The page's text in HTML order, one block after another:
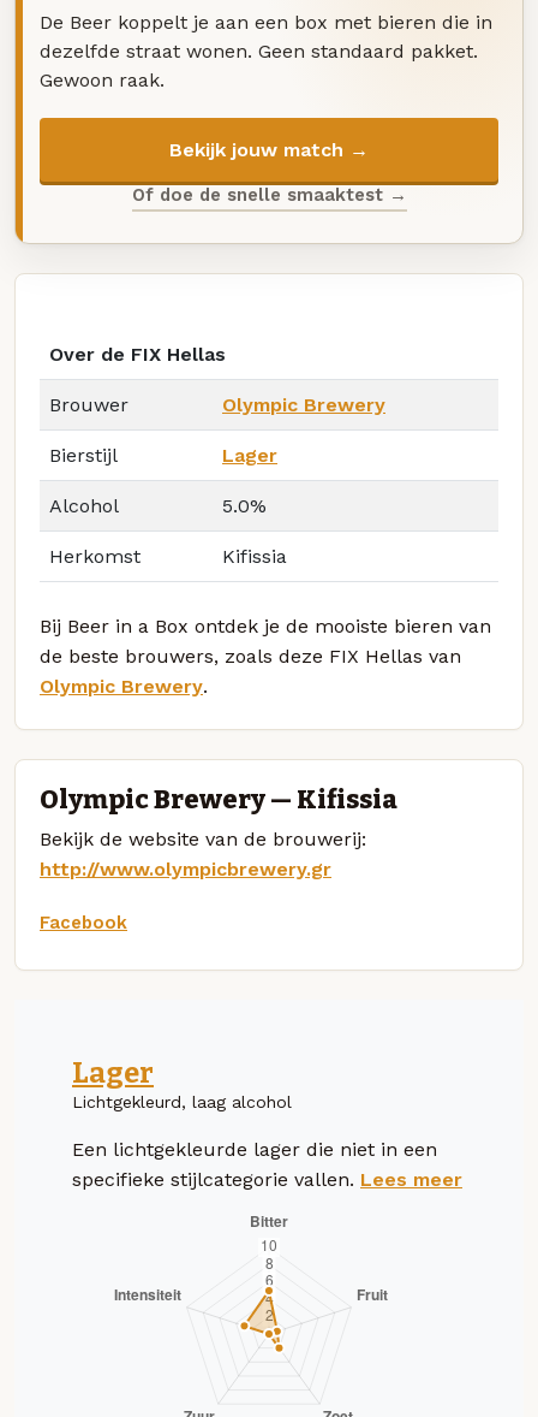
De Beer koppelt je aan een box met bieren die in
dezelfde straat wonen. Geen standaard pakket.
Gewoon raak.
Bekijk jouw match →
Of doe de snelle smaaktest →
Over de FIX Hellas
Brouwer Olympic Brewery
Bierstijl Lager
Alcohol 5.0%
Herkomst Kifissia
Bij Beer in a Box ontdek je de mooiste bieren van
de beste brouwers, zoals deze FIX Hellas van
Olympic Brewery.
Olympic Brewery — Kifissia
Bekijk de website van de brouwerij:
http://www.olympicbrewery.gr
Facebook
Lager
Lichtgekleurd, laag alcohol
Een lichtgekleurde lager die niet in een
specifieke stijlcategorie vallen. Lees meer